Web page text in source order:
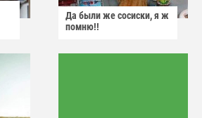
Да были же сосиски, я ж
помню!!